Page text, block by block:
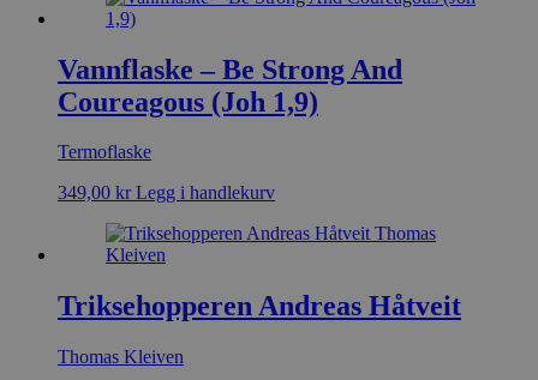
Vannflaske – Be Strong And
Coureagous (Joh 1,9)
Termoflaske
349,00 kr Legg i handlekurv
Triksehopperen Andreas Håtveit
Thomas Kleiven